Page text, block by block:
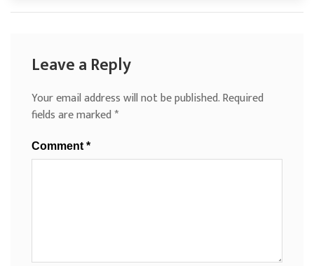
Leave a Reply
Your email address will not be published.Required
fields are marked*
Comment *